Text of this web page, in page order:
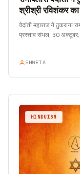
श्रीश्री रविशंकर
वेदांती महाराज ने ठुकराया
प्रस्ताव संभल, 30
SHWETA
HINDUISM